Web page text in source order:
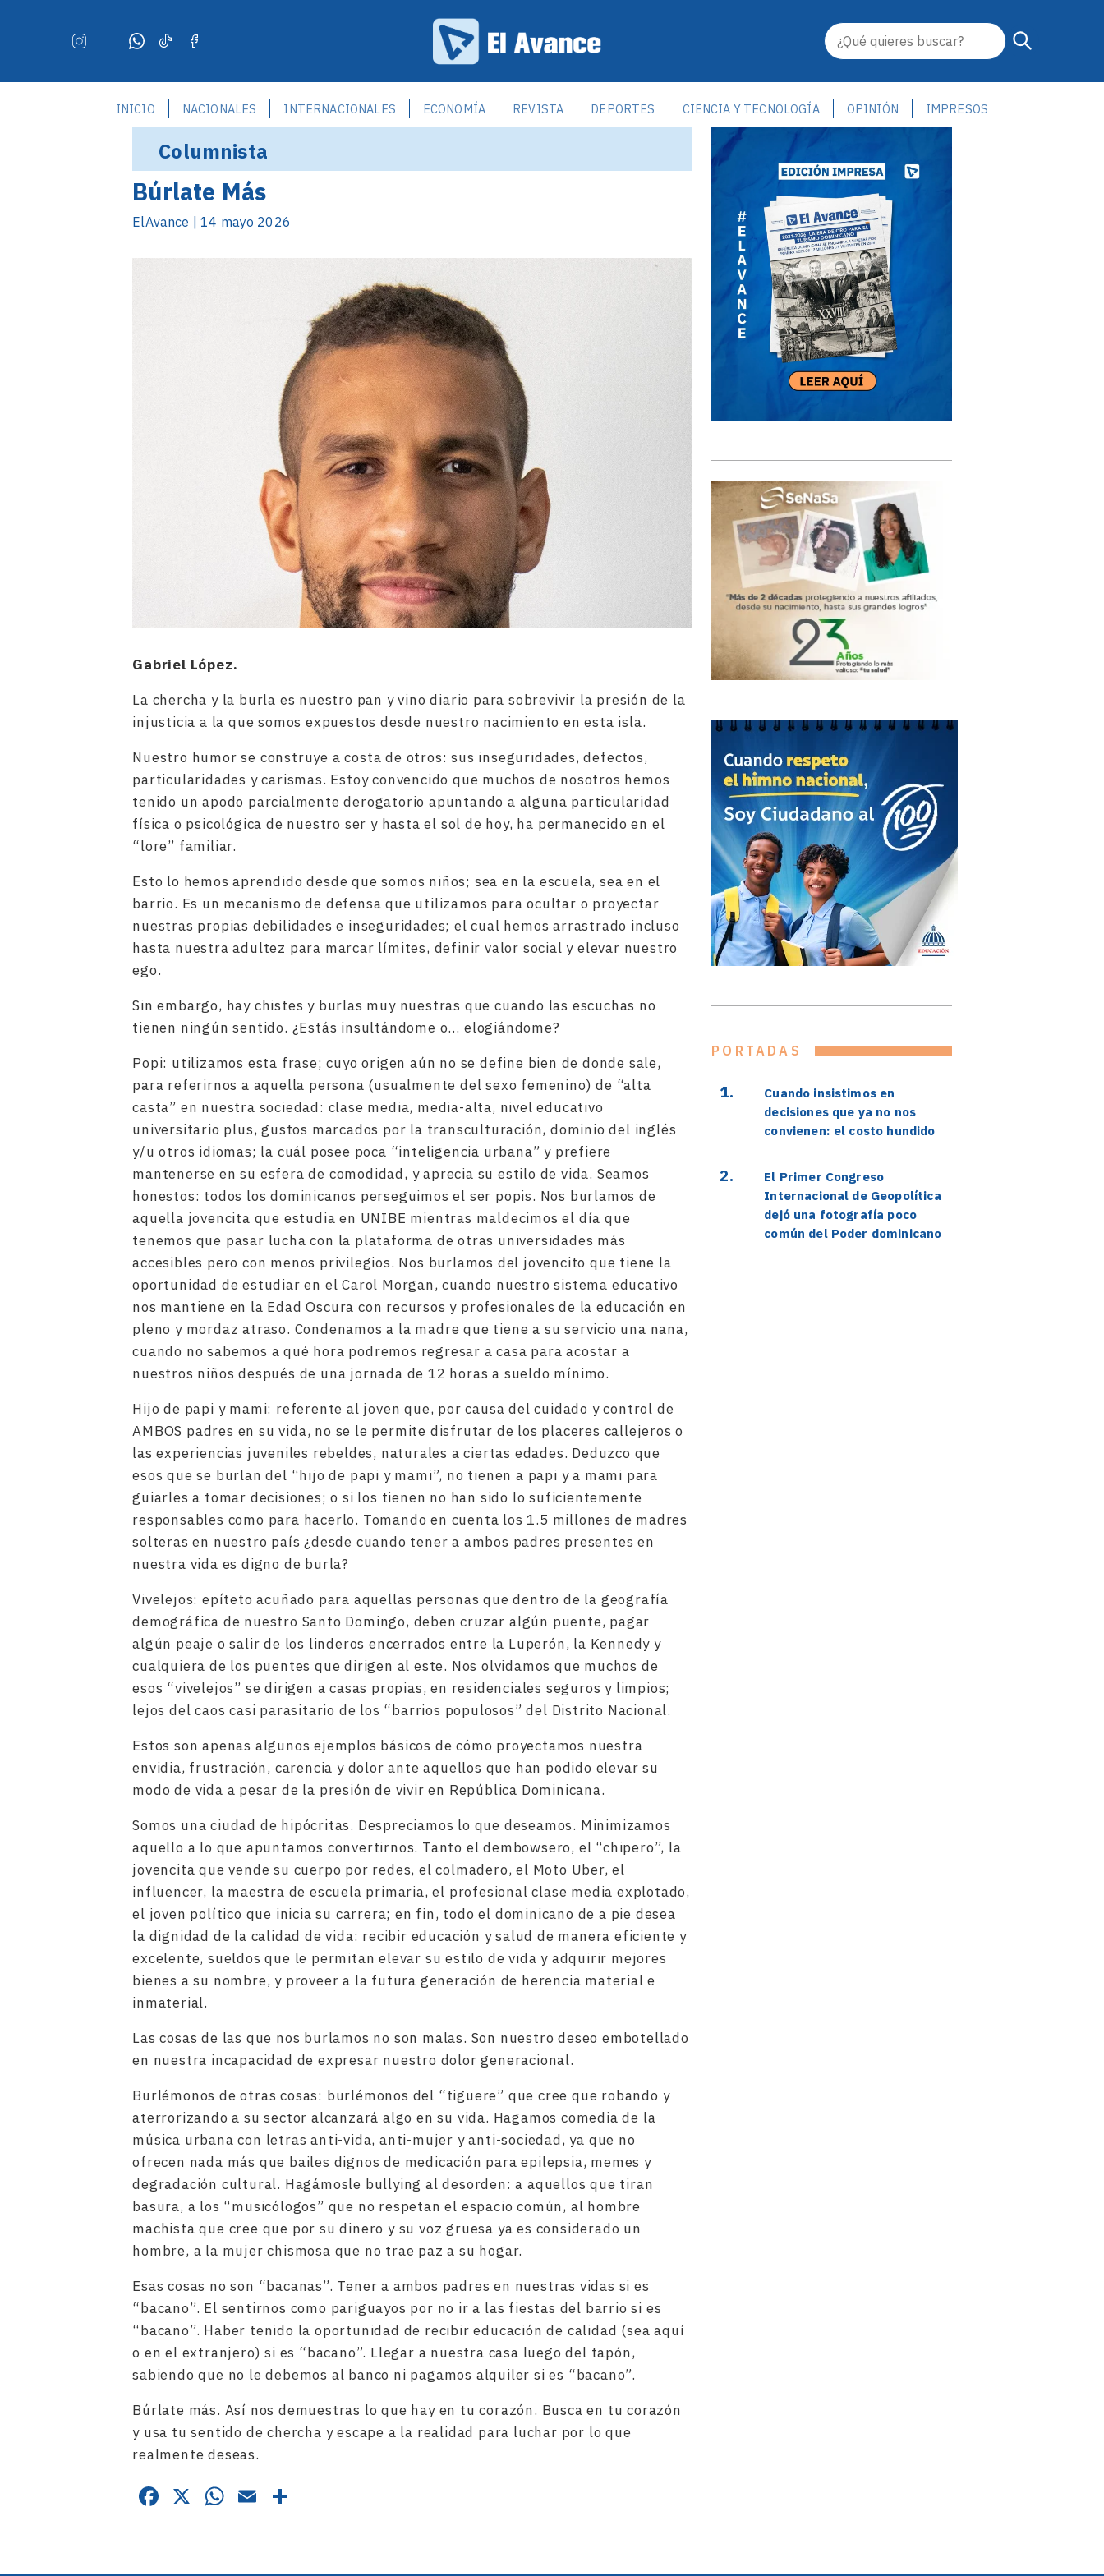
INICIO NACIONALES INTERNACIONALES ECONOMÍA REVISTA DEPORTES CIENCIA Y TECNOLOGÍA OPINIÓN IMPRESOS
Columnista
Búrlate Más
ElAvance | 14 mayo 2026
Gabriel López.
La chercha y la burla es nuestro pan y vino diario para sobrevivir la presión de la
injusticia a la que somos expuestos desde nuestro nacimiento en esta isla.
Nuestro humor se construye a costa de otros: sus inseguridades, defectos,
particularidades y carismas. Estoy convencido que muchos de nosotros hemos
tenido un apodo parcialmente derogatorio apuntando a alguna particularidad
física o psicológica de nuestro ser y hasta el sol de hoy, ha permanecido en el
“lore” familiar.
Esto lo hemos aprendido desde que somos niños; sea en la escuela, sea en el
barrio. Es un mecanismo de defensa que utilizamos para ocultar o proyectar
nuestras propias debilidades e inseguridades; el cual hemos arrastrado incluso
hasta nuestra adultez para marcar límites, definir valor social y elevar nuestro
ego.
Sin embargo, hay chistes y burlas muy nuestras que cuando las escuchas no
tienen ningún sentido. ¿Estás insultándome o… elogiándome?
Popi: utilizamos esta frase; cuyo origen aún no se define bien de donde sale,
para referirnos a aquella persona (usualmente del sexo femenino) de “alta
casta” en nuestra sociedad: clase media, media-alta, nivel educativo
universitario plus, gustos marcados por la transculturación, dominio del inglés
y/u otros idiomas; la cuál posee poca “inteligencia urbana” y prefiere
mantenerse en su esfera de comodidad, y aprecia su estilo de vida. Seamos
honestos: todos los dominicanos perseguimos el ser popis. Nos burlamos de
aquella jovencita que estudia en UNIBE mientras maldecimos el día que
tenemos que pasar lucha con la plataforma de otras universidades más
accesibles pero con menos privilegios. Nos burlamos del jovencito que tiene la
oportunidad de estudiar en el Carol Morgan, cuando nuestro sistema educativo
nos mantiene en la Edad Oscura con recursos y profesionales de la educación en
pleno y mordaz atraso. Condenamos a la madre que tiene a su servicio una nana,
cuando no sabemos a qué hora podremos regresar a casa para acostar a
nuestros niños después de una jornada de 12 horas a sueldo mínimo.
Hijo de papi y mami: referente al joven que, por causa del cuidado y control de
AMBOS padres en su vida, no se le permite disfrutar de los placeres callejeros o
las experiencias juveniles rebeldes, naturales a ciertas edades. Deduzco que
esos que se burlan del “hijo de papi y mami”, no tienen a papi y a mami para
guiarles a tomar decisiones; o si los tienen no han sido lo suficientemente
responsables como para hacerlo. Tomando en cuenta los 1.5 millones de madres
solteras en nuestro país ¿desde cuando tener a ambos padres presentes en
nuestra vida es digno de burla?
Vivelejos: epíteto acuñado para aquellas personas que dentro de la geografía
demográfica de nuestro Santo Domingo, deben cruzar algún puente, pagar
algún peaje o salir de los linderos encerrados entre la Luperón, la Kennedy y
cualquiera de los puentes que dirigen al este. Nos olvidamos que muchos de
esos “vivelejos” se dirigen a casas propias, en residenciales seguros y limpios;
lejos del caos casi parasitario de los “barrios populosos” del Distrito Nacional.
Estos son apenas algunos ejemplos básicos de cómo proyectamos nuestra
envidia, frustración, carencia y dolor ante aquellos que han podido elevar su
modo de vida a pesar de la presión de vivir en República Dominicana.
Somos una ciudad de hipócritas. Despreciamos lo que deseamos. Minimizamos
aquello a lo que apuntamos convertirnos. Tanto el dembowsero, el “chipero”, la
jovencita que vende su cuerpo por redes, el colmadero, el Moto Uber, el
influencer, la maestra de escuela primaria, el profesional clase media explotado,
el joven político que inicia su carrera; en fin, todo el dominicano de a pie desea
la dignidad de la calidad de vida: recibir educación y salud de manera eficiente y
excelente, sueldos que le permitan elevar su estilo de vida y adquirir mejores
bienes a su nombre, y proveer a la futura generación de herencia material e
inmaterial.
Las cosas de las que nos burlamos no son malas. Son nuestro deseo embotellado
en nuestra incapacidad de expresar nuestro dolor generacional.
Burlémonos de otras cosas: burlémonos del “tiguere” que cree que robando y
aterrorizando a su sector alcanzará algo en su vida. Hagamos comedia de la
música urbana con letras anti-vida, anti-mujer y anti-sociedad, ya que no
ofrecen nada más que bailes dignos de medicación para epilepsia, memes y
degradación cultural. Hagámosle bullying al desorden: a aquellos que tiran
basura, a los “musicólogos” que no respetan el espacio común, al hombre
machista que cree que por su dinero y su voz gruesa ya es considerado un
hombre, a la mujer chismosa que no trae paz a su hogar.
Esas cosas no son “bacanas”. Tener a ambos padres en nuestras vidas si es
“bacano”. El sentirnos como pariguayos por no ir a las fiestas del barrio si es
“bacano”. Haber tenido la oportunidad de recibir educación de calidad (sea aquí
o en el extranjero) si es “bacano”. Llegar a nuestra casa luego del tapón,
sabiendo que no le debemos al banco ni pagamos alquiler si es “bacano”.
Búrlate más. Así nos demuestras lo que hay en tu corazón. Busca en tu corazón
y usa tu sentido de chercha y escape a la realidad para luchar por lo que
realmente deseas.
Facebook
X WhatsApp
Email
PORTADAS
Cuando insistimos en
decisiones que ya no nos
convienen: el costo hundido
El Primer Congreso
Internacional de Geopolítica
dejó una fotografía poco
común del Poder dominicano